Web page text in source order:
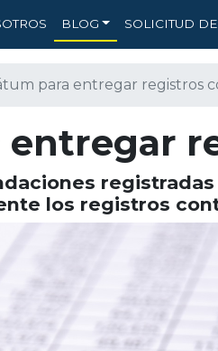
BLOG SOLICITUD
para entregar registros
los registros